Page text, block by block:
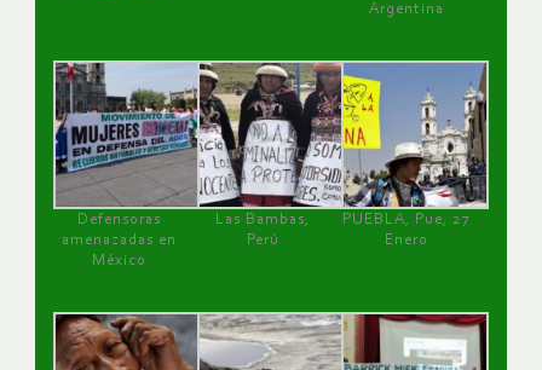
Argentina
Defensoras
amenazadas en
México
Las Bambas,
Perú
PUEBLA, Pue, 27
Enero